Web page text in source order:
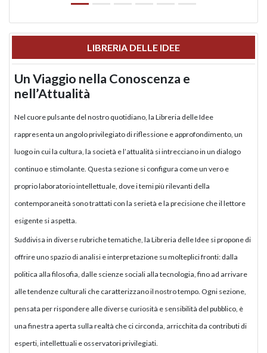
LIBRERIA DELLE IDEE
Un Viaggio nella Conoscenza e
nell’Attualità
Nel cuore pulsante del nostro quotidiano, la Libreria delle Idee
rappresenta un angolo privilegiato di riflessione e approfondimento, un
luogo in cui la cultura, la società e l’attualità si intrecciano in un dialogo
continuo e stimolante. Questa sezione si configura come un vero e
proprio laboratorio intellettuale, dove i temi più rilevanti della
contemporaneità sono trattati con la serietà e la precisione che il lettore
esigente si aspetta.
Suddivisa in diverse rubriche tematiche, la Libreria delle Idee si propone di
offrire uno spazio di analisi e interpretazione su molteplici fronti: dalla
politica alla filosofia, dalle scienze sociali alla tecnologia, fino ad arrivare
alle tendenze culturali che caratterizzano il nostro tempo. Ogni sezione,
pensata per rispondere alle diverse curiosità e sensibilità del pubblico, è
una finestra aperta sulla realtà che ci circonda, arricchita da contributi di
esperti, intellettuali e osservatori privilegiati.